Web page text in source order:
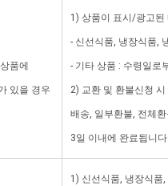
상품에
있을 경우
1) 상품이 표시/광고된
- 신선식품, 냉장식품,
- 기타 상품 : 수령일로
2) 교환 및 환불신청
배송, 일부환불, 전체
3일 이내에 완료됩니
1) 신선식품, 냉장식품